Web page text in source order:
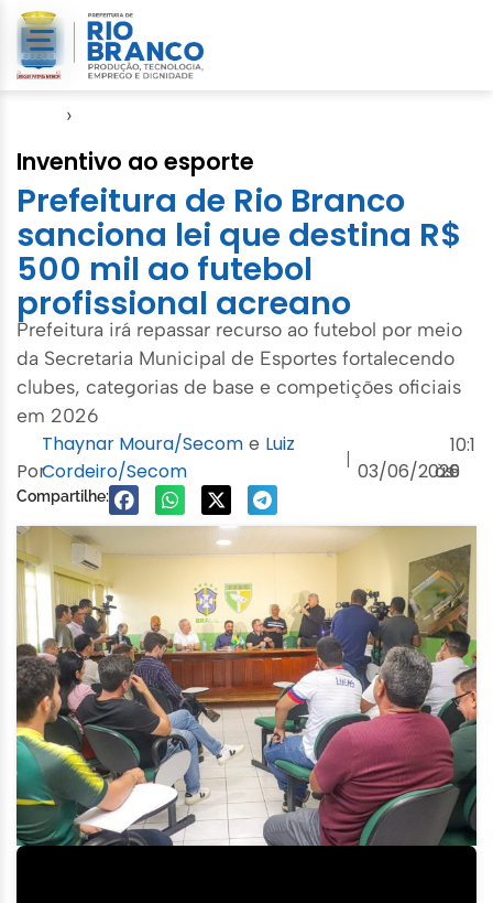
›
Inventivo ao esporte
Prefeitura de Rio Branco
sanciona lei que destina R$
500 mil ao futebol
profissional acreano
Prefeitura irá repassar recurso ao futebol por meio
da Secretaria Municipal de Esportes fortalecendo
clubes, categorias de base e competições oficiais
em 2026
Por
Thaynar Moura/Secom e Luiz
Cordeiro/Secom
|
03/06/2026
às
10:1
9
Compartilhe: